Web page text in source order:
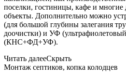
поселки, гостиницы, кафе и многие
объекты. Дополнительно можно
(для большой глубины залегания
доочистки) и УФ (ультрафиолетовый
(КНС+ФД+УФ).
Читать далееСкрыть
Монтаж септиков, копка колодцев